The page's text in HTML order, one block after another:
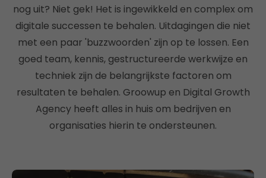
nog uit? Niet gek! Het is ingewikkeld en complex om
digitale successen te behalen. Uitdagingen die niet
met een paar 'buzzwoorden' zijn op te lossen. Een
goed team, kennis, gestructureerde werkwijze en
techniek zijn de belangrijkste factoren om
resultaten te behalen. Groowup en Digital Growth
Agency heeft alles in huis om bedrijven en
organisaties hierin te ondersteunen.